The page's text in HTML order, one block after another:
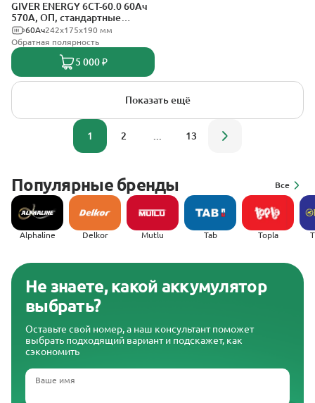
GIVER ENERGY 6СТ-60.0 60Ач
570А, ОП, стандартные
клеммы242х175х190 мм
60Ач
Обратная полярность
5 000 ₽
Показать ещё
1 2 13
Популярные бренды Все
Alphaline Delkor Mutlu Tab Topla
Не знаете, какой аккумулятор
выбрать?
Оставьте свой номер, а наш консультант поможет
выбрать подходящий вариант и подскажет, как
сэкономить
Ваше имя